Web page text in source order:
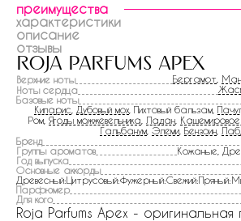
преимущества
характеристики
описание
отзывы
roja parfums apex
Верхние ноты Бергамот
Ноты сердца
Базовые ноты
Кипарис Дубовый мох , Пихтовый бальзам,
Ром, Ягоды можжевельника Ладан
Гальбанум Элеми Бензоин
Бренд
Группы ароматов
Кожаные,
Год выпуска
Основные аккорды
Парфюмер
Для кого
Roja Parfums Apex -